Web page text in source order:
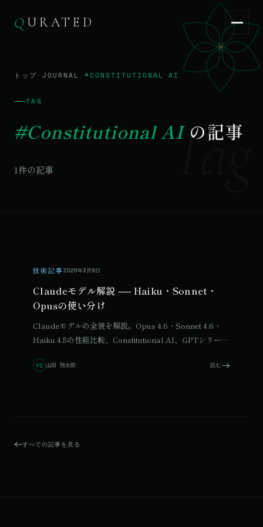
Q URATED
QURATED EN
トップ JOURNAL #CONSTITUTIONAL AI
TAG
Tag
#Constitutional AIの記事
1件の記事
技術記事2026年3月9日
Claudeモデル解説 ── Haiku・Sonnet・
Opusの使い分け
Claudeモデルの全貌を解説。Opus 4.6・Sonnet 4.6・
Haiku 4.5の性能比較、Constitutional AI、GPTシリーズ
YS 山田 翔太郎 読む
すべての記事を見る